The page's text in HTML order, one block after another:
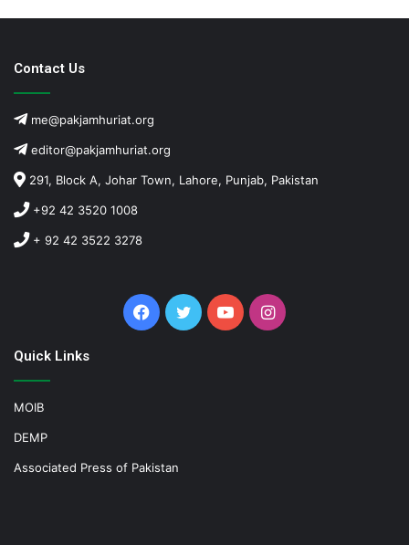
Contact Us
me@pakjamhuriat.org
editor@pakjamhuriat.org
291, Block A, Johar Town, Lahore, Punjab, Pakistan
+92 42 3520 1008
+ 92 42 3522 3278
Facebook
TwitterYouTubeInstagram
Quick Links
MOIB
DEMP
Associated Press of Pakistan